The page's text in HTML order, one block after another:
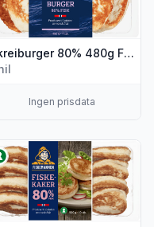
Skreiburger 80% 480g Fiskemannen
Ingen prisdata
Madam Bergen
flere detaljer for